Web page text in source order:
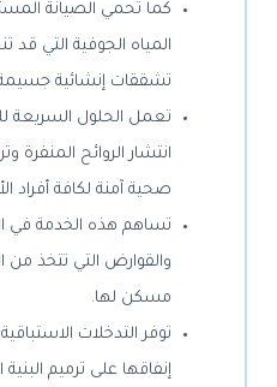
كما تحمي الصيانة
المياه الجوفية التي
تشققات إنشائية
تعمل الحلول السريعة
انتشار الروائح المنفرة
صحية آمنة لكافة أفراد
تساهم هذه الخدمة في
والقوارض التي تتخذ من
مسكن لها.
توفر التدخلات
إنفاقها على ترميم